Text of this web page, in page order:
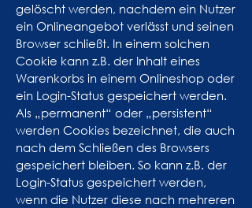
gelöscht werden, nachdem ein Nutzer
ein Onlineangebot verlässt und seinen
Browser schließt. In einem solchen
Cookie kann z.B. der Inhalt eines
Warenkorbs in einem Onlineshop oder
ein Login-Status gespeichert werden.
Als „permanent“ oder „persistent“
werden Cookies bezeichnet, die auch
nach dem Schließen des Browsers
gespeichert bleiben. So kann z.B. der
Login-Status gespeichert werden,
wenn die Nutzer diese nach mehreren